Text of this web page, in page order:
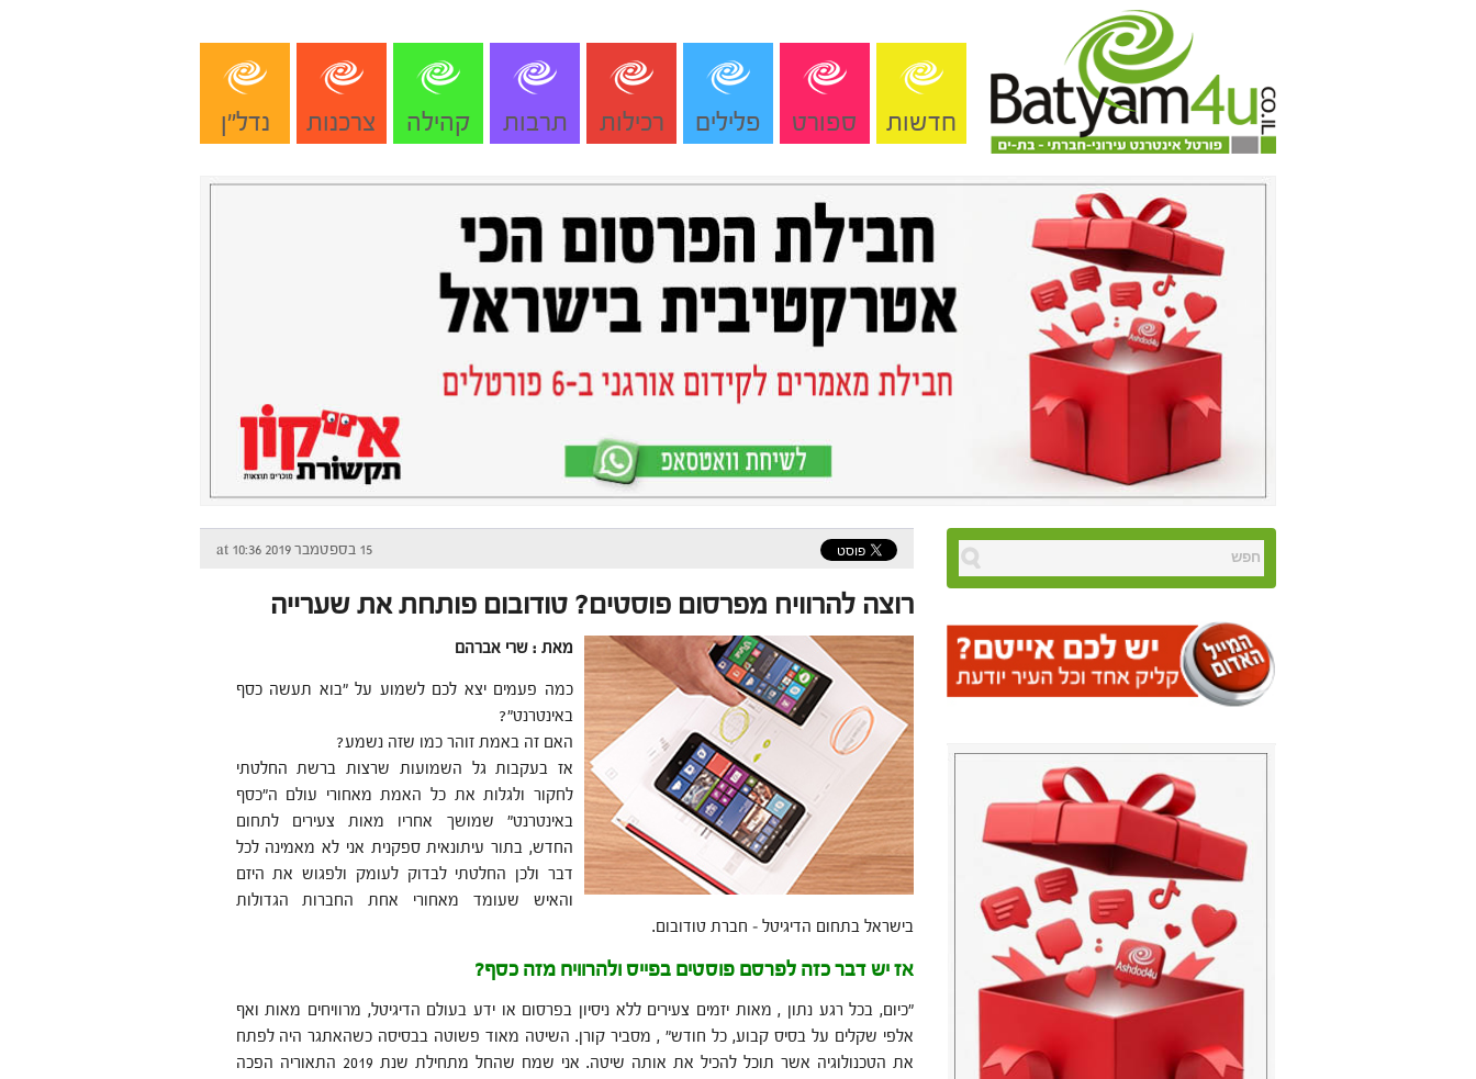
חדשות ספורט פלילים רכילות תרבות קהילה צרכנות נדל"ן
15 בספטמבר 2019 at 10:36
רוצה להרוויח מפרסום פוסטים? טודובום פותחת את שערייה
מאת : שרי אברהם
כמה פעמים יצא לכם לשמוע על "בוא תעשה כסף
באינטרנט"?
האם זה באמת זוהר כמו שזה נשמע?
אז בעקבות גל השמועות שרצות ברשת החלטתי
לחקור ולגלות את כל האמת מאחורי עולם ה"כסף
באינטרנט" שמושך אחריו מאות צעירים לתחום
החדש, בתור עיתונאית ספקנית אני לא מאמינה לכל
דבר ולכן החלטתי לבדוק לעומק ולפגוש את היזם
והאיש שעומד מאחורי אחת החברות הגדולות
בישראל בתחום הדיגיטל – חברת טודובום.
אז יש דבר כזה לפרסם פוסטים בפייס ולהרוויח מזה כסף?
"כיום, בכל רגע נתון , מאות יזמים צעירים ללא ניסיון בפרסום או ידע בעולם הדיגיטל, מרוויחים מאות ואף
אלפי שקלים על בסיס קבוע, כל חודש" , מסביר קורן. השיטה מאוד פשוטה בבסיסה כשהאתגר היה לפתח
את הטכנולוגיה אשר תוכל להכיל את אותה שיטה. אני שמח שהחל מתחילת שנת 2019 התאוריה הפכה